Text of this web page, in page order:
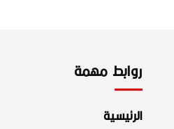
روابط مهمة
الرئيسية